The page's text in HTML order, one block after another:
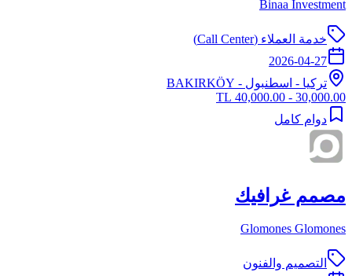
Binaa Investment
خدمة العملاء (Call Center)
2026-04-27
تركيا - اسطنبول - BAKIRKÖY
30,000.00 - 40,000.00 TL
دوام كامل
مصمم غرافيك
Glomones Glomones
التصميم والفنون